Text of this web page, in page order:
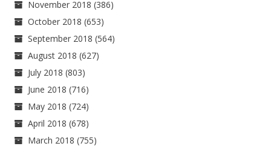
November 2018 (386)
October 2018 (653)
September 2018 (564)
August 2018 (627)
July 2018 (803)
June 2018 (716)
May 2018 (724)
April 2018 (678)
March 2018 (755)